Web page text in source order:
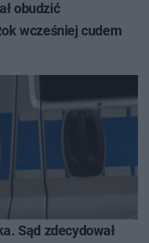
obudzić
wcześniej cudem
Sąd zdecydował